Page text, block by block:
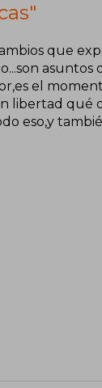
que
el
libertad qué
eso,y